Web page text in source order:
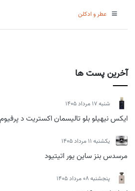
آخرین پست ها
شنبه 17 مرداد 1405
ایکس نیهیلو بلو تالیسمان اکستریت د پرفیوم
يكشنبه 11 مرداد 1405
مرسدس بنز ساین یور اتیتیود
پنجشنبه 08 مرداد 1405
عطر و ادکلن